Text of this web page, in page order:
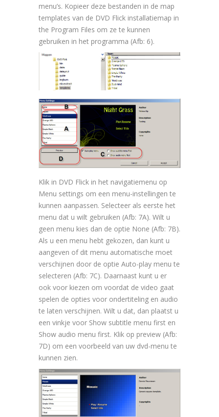
menu’s. Kopieer deze bestanden in de map
templates van de DVD Flick installatiemap in
the Program Files om ze te kunnen
gebruiken in het programma (Afb: 6).
Klik in DVD Flick in het navigatiemenu op
Menu settings om een menu-instellingen te
kunnen aanpassen. Selecteer als eerste het
menu dat u wilt gebruiken (Afb: 7A). Wilt u
geen menu kies dan de optie None (Afb: 7B).
Als u een menu hebt gekozen, dan kunt u
aangeven of dit menu automatische moet
verschijnen door de optie Auto-play menu te
selecteren (Afb: 7C). Daarnaast kunt u er
ook voor kiezen om voordat de video gaat
spelen de opties voor ondertiteling en audio
te laten verschijnen. Wilt u dat, dan plaatst u
een vinkje voor Show subtitle menu first en
Show audio menu first. Klik op preview (Afb:
7D) om een voorbeeld van uw dvd-menu te
kunnen zien.